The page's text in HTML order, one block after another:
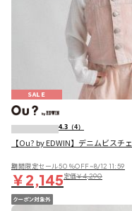
SALE
4.3 （4）
【Ou? by EDWIN】デニムビスチェ
期間限定セール50％OFF~8/12 11:59
￥2,145定価￥4,290